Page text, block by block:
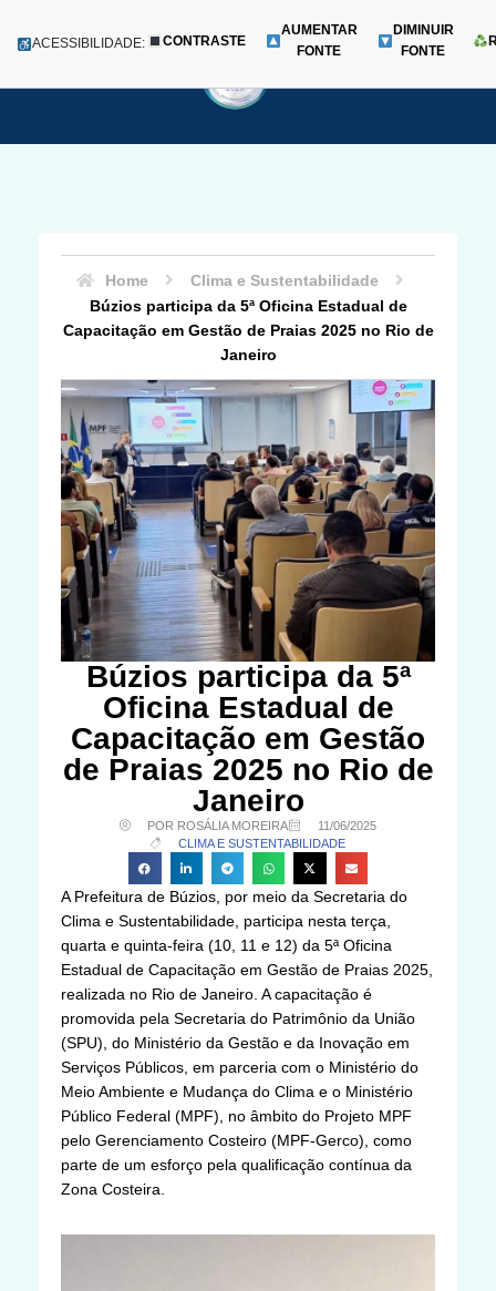
para
Menu
ACESSIBILIDADE: CONTRASTE
AUMENTAR
FONTE
DIMINUIR
FONTE
Home
Clima e Sustentabilidade
Búzios participa da 5ª Oficina Estadual de
Capacitação em Gestão de Praias 2025 no Rio de
Janeiro
Búzios participa da 5ª
Oficina Estadual de
Capacitação em Gestão
de Praias 2025 no Rio de
Janeiro
POR ROSÁLIA MOREIRA
11/06/2025
CLIMA E SUSTENTABILIDADE
A Prefeitura de Búzios, por meio da Secretaria do
Clima e Sustentabilidade, participa nesta terça,
quarta e quinta-feira (10, 11 e 12) da 5ª Oficina
Estadual de Capacitação em Gestão de Praias 2025,
realizada no Rio de Janeiro. A capacitação é
promovida pela Secretaria do Patrimônio da União
(SPU), do Ministério da Gestão e da Inovação em
Serviços Públicos, em parceria com o Ministério do
Meio Ambiente e Mudança do Clima e o Ministério
Público Federal (MPF), no âmbito do Projeto MPF
pelo Gerenciamento Costeiro (MPF-Gerco), como
parte de um esforço pela qualificação contínua da
Zona Costeira.